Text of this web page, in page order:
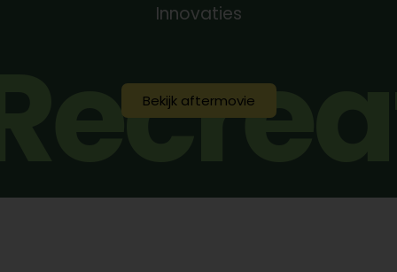
Innovaties
Bekijk aftermovie